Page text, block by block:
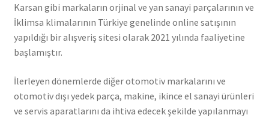
Karsan gibi markaların orjinal ve yan sanayi parçalarının ve
İklimsa klimalarının Türkiye genelinde online satışının
yapıldığı bir alışveriş sitesi olarak 2021 yılında faaliyetine
başlamıştır.
İlerleyen dönemlerde diğer otomotiv markalarını ve
otomotiv dışı yedek parça, makine, ikince el sanayi ürünleri
ve servis aparatlarını da ihtiva edecek şekilde yapılanmayı